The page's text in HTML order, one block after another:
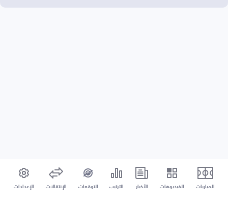
المباريات الفيديوهات الأخبار الترتيب التوقعات الإنتقالات الإعدادات